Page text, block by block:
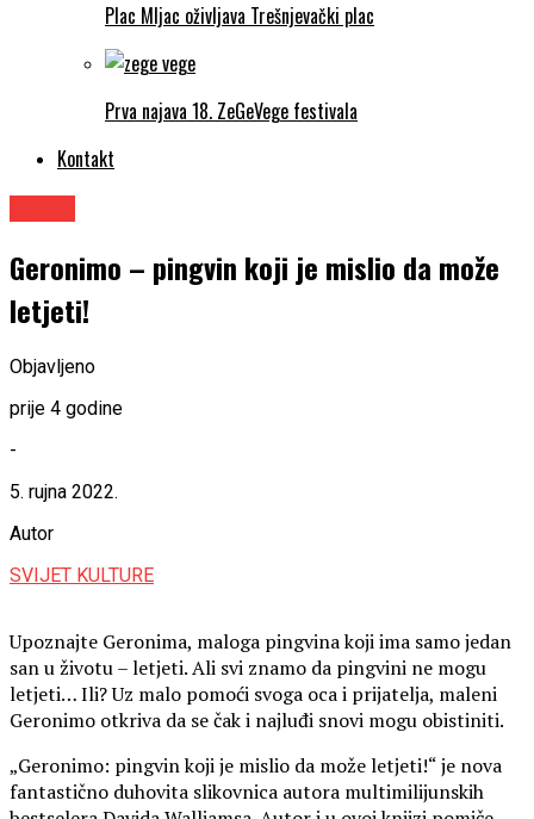
Plac Mljac oživljava Trešnjevački plac
Prva najava 18. ZeGeVege festivala
Kontakt
Geronimo – pingvin koji je mislio da može
letjeti!
Objavljeno
prije 4 godine
-
5. rujna 2022.
Autor
SVIJET KULTURE
Upoznajte Geronima, maloga pingvina koji ima samo jedan
san u životu – letjeti. Ali svi znamo da pingvini ne mogu
letjeti… Ili? Uz malo pomoći svoga oca i prijatelja, maleni
Geronimo otkriva da se čak i najluđi snovi mogu obistiniti.
„Geronimo: pingvin koji je mislio da može letjeti!“ je nova
fantastično duhovita slikovnica autora multimilijunskih